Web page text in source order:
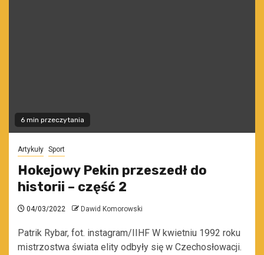
6 min przeczytania
Artykuły Sport
Hokejowy Pekin przeszedł do
historii – część 2
04/03/2022 Dawid Komorowski
Patrik Rybar, fot. instagram/IIHF W kwietniu 1992 roku
mistrzostwa świata elity odbyły się w Czechosłowacji.